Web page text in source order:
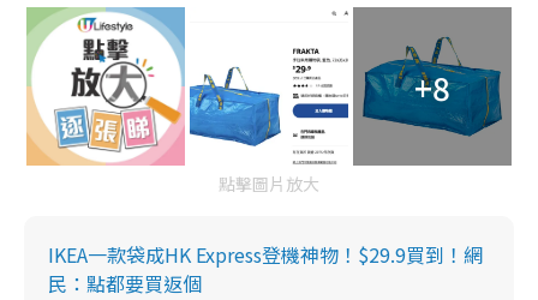
+8
點擊圖片放大
IKEA一款袋成HK Express登機神物！$29.9買到！網
民：點都要買返個